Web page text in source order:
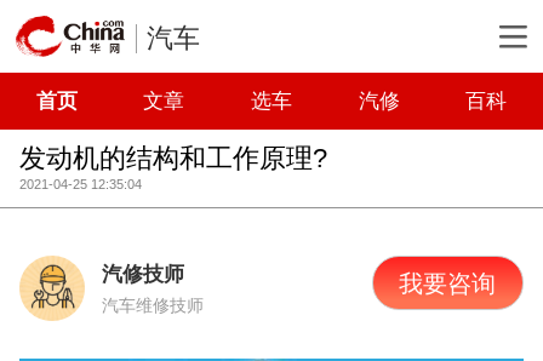
汽车
首页 文章 选车 汽修 百科
发动机的结构和工作原理?
2021-04-25 12:35:04
汽修技师
汽车维修技师
我要咨询